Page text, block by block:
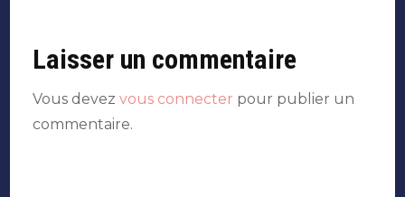
Laisser un commentaire
Vous devezvous connecter pour publier un
commentaire.